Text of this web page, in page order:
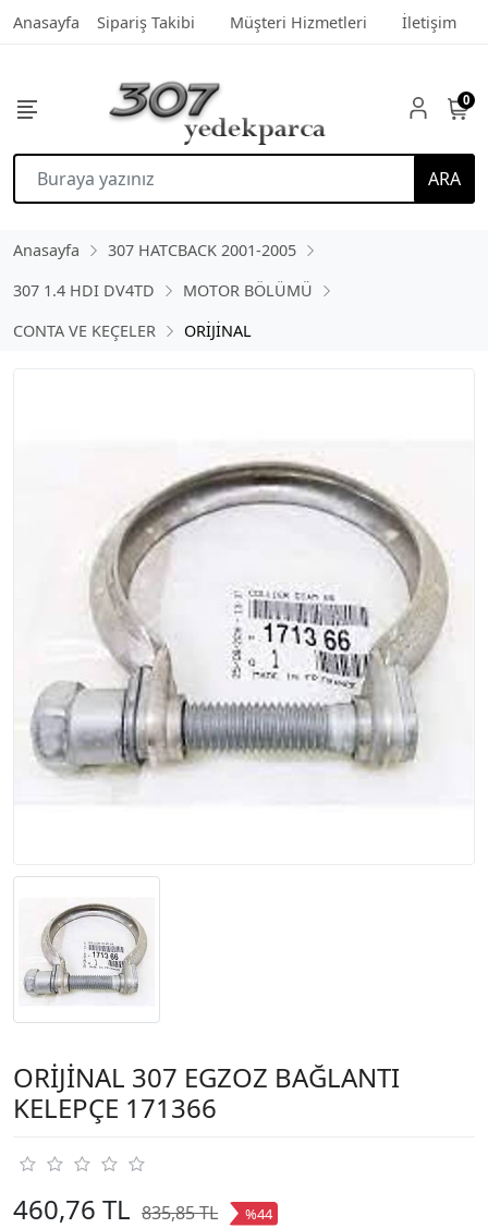
Anasayfa Sipariş Takibi Müşteri Hizmetleri İletişim
ARA
0
Anasayfa
307 HATCBACK 2001-2005
307 1.4 HDI DV4TD
MOTOR BÖLÜMÜ
CONTA VE KEÇELER
ORİJİNAL
ORİJİNAL 307 EGZOZ BAĞLANTI
KELEPÇE 171366
460,76 TL 835,85 TL %44